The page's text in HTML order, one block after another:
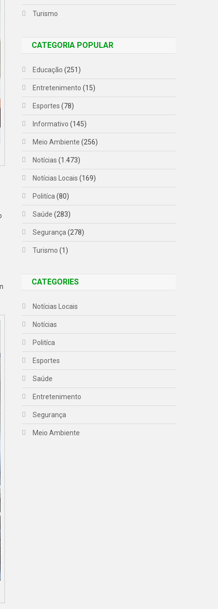
Turismo
CATEGORIA POPULAR
Educação (251)
Entretenimento (15)
Esportes (78)
Informativo (145)
Meio Ambiente (256)
Notícias (1.473)
Notícias Locais (169)
Politíca (80)
Saúde (283)
Segurança (278)
Turismo (1)
CATEGORIES
Notícias Locais
Notícias
Politíca
Esportes
Saúde
Entretenimento
Segurança
Meio Ambiente